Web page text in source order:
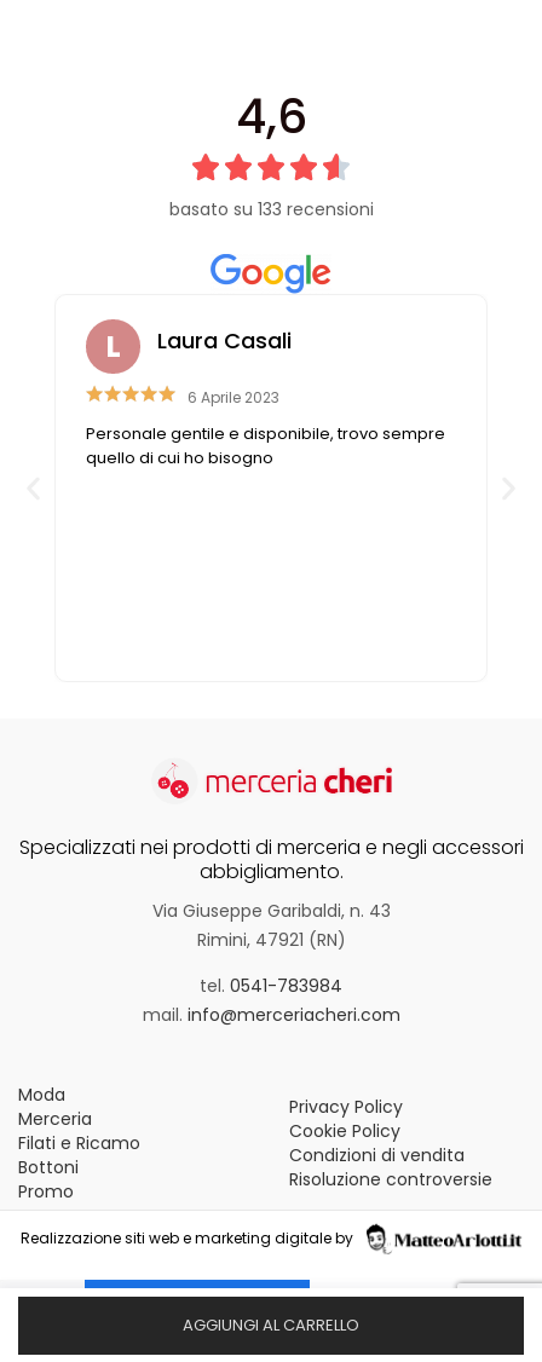
AGGIUNGI AL CARRELLO
4,6
basato su 133 recensioni
Laura Casali
6 Aprile 2023
Personale gentile e disponibile, trovo sempre
quello di cui ho bisogno
Specializzati nei prodotti di merceria e negli accessori
abbigliamento.
Via Giuseppe Garibaldi, n. 43
Rimini, 47921 (RN)
tel. 0541-783984
mail. info@merceriacheri.com
Moda
Merceria
Filati e Ricamo
Bottoni
Promo
Privacy Policy
Cookie Policy
Condizioni di vendita
Risoluzione controversie
Realizzazione siti web e marketing digitale by